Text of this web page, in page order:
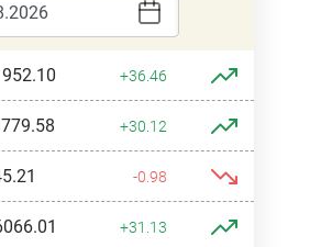
+36.46
+30.12
-0.98
+31.13